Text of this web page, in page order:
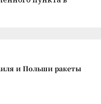
и Польши ракеты